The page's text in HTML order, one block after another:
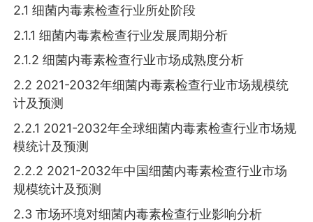
2.1 细菌内毒素检查行业所处阶段
2.1.1 细菌内毒素检查行业发展周期分析
2.1.2 细菌内毒素检查行业市场成熟度分析
2.2 2021-2032年细菌内毒素检查行业市场规模统
计及预测
2.2.1 2021-2032年全球细菌内毒素检查行业市场规
模统计及预测
2.2.2 2021-2032年中国细菌内毒素检查行业市场
规模统计及预测
2.3 市场环境对细菌内毒素检查行业影响分析